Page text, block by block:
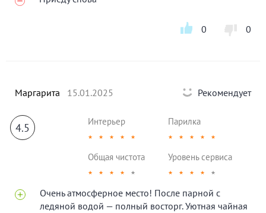
0 0
Маргарита 15.01.2025 Рекомендует
4.5 Интерьер
★ ★ ★ ★ ★
Парилка
★ ★ ★ ★ ★
Общая чистота
★ ★ ★ ★ ★
Уровень сервиса
★ ★ ★ ★ ★
Очень атмосферное место! После парной с
ледяной водой — полный восторг. Уютная чайная